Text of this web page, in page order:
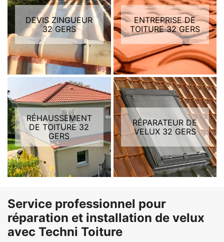
DEVIS ZINGUEUR
32 GERS
ENTREPRISE DE
TOITURE 32 GERS
RÉHAUSSEMENT
DE TOITURE 32
GERS
RÉPARATEUR DE
VELUX 32 GERS
Service professionnel pour
réparation et installation de velux
avec Techni Toiture